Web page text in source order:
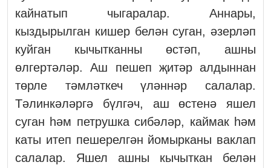
кайнатып чыгаралар. Аннары,
кыздырылган кишер белән суган, әзерләп
куйган кычытканны өстәп, ашны
өлгертәләр. Аш пешеп җитәр алдыннан
төрле тәмләткеч үләннәр салалар.
Тәлинкәләргә бүлгәч, аш өстенә яшел
суган һәм петрушка сибәләр, каймак һәм
каты итеп пешерелгән йомырканы ваклап
салалар. Яшел ашны кычыткан белән